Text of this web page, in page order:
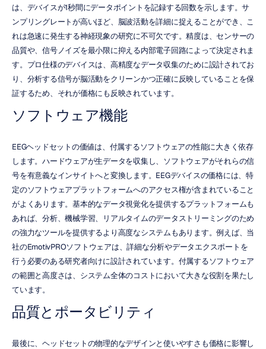
は、デバイスが1秒間にデータポイントを記録する回数を示します。サ
ンプリングレートが高いほど、脳波活動を詳細に捉えることができ、こ
れは急速に発生する神経現象の研究に不可欠です。精度は、センサーの
品質や、信号ノイズを最小限に抑える内部電子回路によって決定されま
す。プロ仕様のデバイスは、高精度なデータ収集のために設計されてお
り、分析する信号が脳活動をクリーンかつ正確に反映していることを保
証するため、それが価格にも反映されています。
ソフトウェア機能
EEGヘッドセットの価値は、付属するソフトウェアの性能に大きく依存
します。ハードウェアが生データを収集し、ソフトウェアがそれらの信
号を有意義なインサイトへと変換します。EEGデバイスの価格には、特
定のソフトウェアプラットフォームへのアクセス権が含まれていること
がよくあります。基本的なデータ視覚化を提供するプラットフォームも
あれば、分析、機械学習、リアルタイムのデータストリーミングのため
の強力なツールを提供するより高度なシステムもあります。例えば、当
社のEmotivPROソフトウェアは、詳細な分析やデータエクスポートを
行う必要のある研究者向けに設計されています。付属するソフトウェア
の範囲と高度さは、システム全体のコストにおいて大きな役割を果たし
ています。
品質とポータビリティ
最後に、ヘッドセットの物理的なデザインと使いやすさも価格に影響し